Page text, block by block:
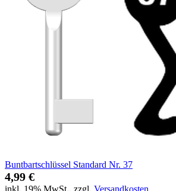
Buntbartschlüssel Standard Nr. 37
4,99 €